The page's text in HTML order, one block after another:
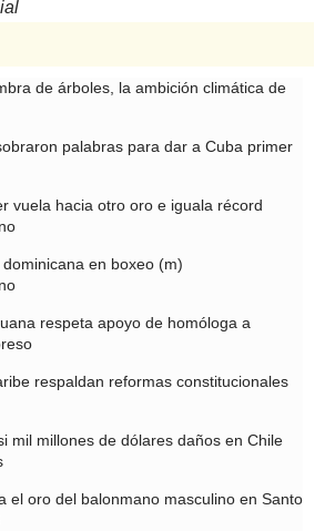
de árboles, la ambición climática de
palabras para dar a Cuba primer
vuela hacia otro oro e iguala récord
en boxeo (m)
respeta apoyo de homóloga a
respaldan reformas constitucionales
mil millones de dólares daños en Chile
el oro del balonmano masculino en Santo